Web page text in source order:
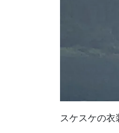
スケスケの衣